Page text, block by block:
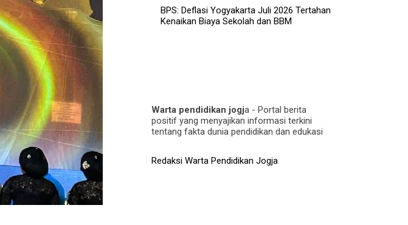
BPS: Deflasi Yogyakarta Juli 2026 Tertahan
Kenaikan Biaya Sekolah dan BBM
Warta pendidikan jogja - Portal berita
positif yang menyajikan informasi terkini
tentang fakta dunia pendidikan dan edukasi
Redaksi Warta Pendidikan Jogja